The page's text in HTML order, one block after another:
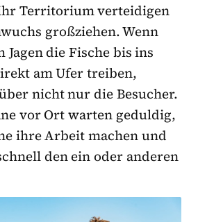
Territorium verteidigen
großziehen. Wenn
Jagen die Fische bis ins
am Ufer treiben,
nicht nur die Besucher.
vor Ort warten geduldig,
ihre Arbeit machen und
den ein oder anderen